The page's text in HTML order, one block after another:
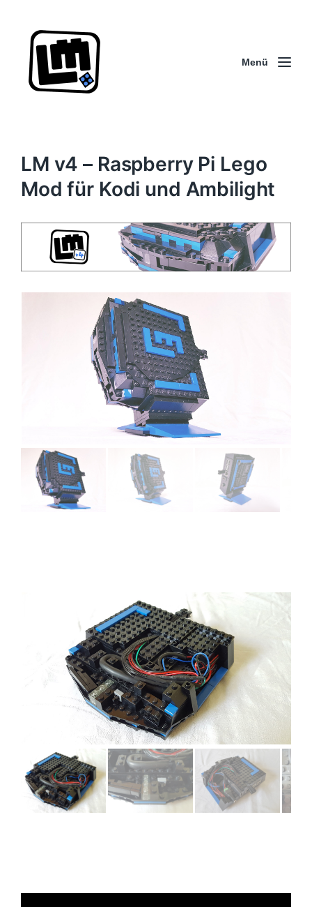
Menü
LM v4 – Raspberry Pi Lego
Mod für Kodi und Ambilight